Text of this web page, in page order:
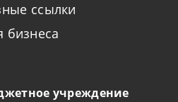
ссылки
бизнеса
учреждение